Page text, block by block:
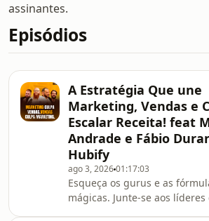
assinantes.
Episódios
A Estratégia Que une
Marketing, Vendas e
Escalar Receita! feat
Andrade e Fábio
Hubify
ago 3, 202601:17:03
Esqueça os gurus e as
mágicas. Junte-se aos líderes